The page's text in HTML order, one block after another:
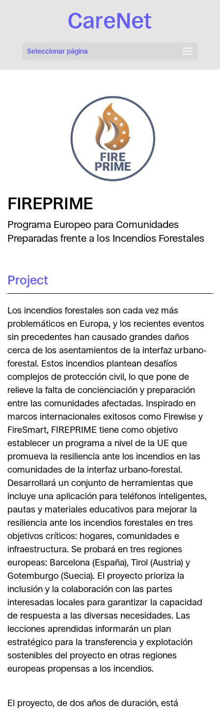
Seleccionar página
FIREPRIME
Programa Europeo para Comunidades
Preparadas frente a los Incendios Forestales
Project
Los incendios forestales son cada vez más
problemáticos en Europa, y los recientes eventos
sin precedentes han causado grandes daños
cerca de los asentamientos de la interfaz urbano-
forestal. Estos incendios plantean desafíos
complejos de protección civil, lo que pone de
relieve la falta de concienciación y preparación
entre las comunidades afectadas. Inspirado en
marcos internacionales exitosos como Firewise y
FireSmart, FIREPRIME tiene como objetivo
establecer un programa a nivel de la UE que
promueva la resiliencia ante los incendios en las
comunidades de la interfaz urbano-forestal.
Desarrollará un conjunto de herramientas que
incluye una aplicación para teléfonos inteligentes,
pautas y materiales educativos para mejorar la
resiliencia ante los incendios forestales en tres
objetivos críticos: hogares, comunidades e
infraestructura. Se probará en tres regiones
europeas: Barcelona (España), Tirol (Austria) y
Gotemburgo (Suecia). El proyecto prioriza la
inclusión y la colaboración con las partes
interesadas locales para garantizar la capacidad
de respuesta a las diversas necesidades. Las
lecciones aprendidas informarán un plan
estratégico para la transferencia y explotación
sostenibles del proyecto en otras regiones
europeas propensas a los incendios.
El proyecto, de dos años de duración, está